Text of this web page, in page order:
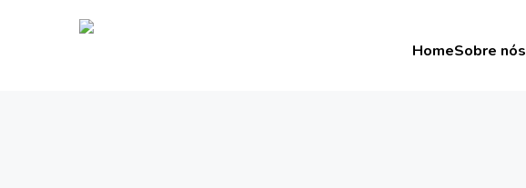
HomeSobre nós